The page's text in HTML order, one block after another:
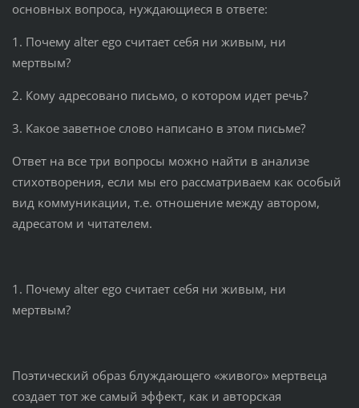
основных вопроса, нуждающиеся в ответе:
1. Почему alter ego считает себя ни живым, ни
мертвым?
2. Кому адресовано письмо, о котором идет речь?
3. Какое заветное слово написано в этом письме?
Ответ на все три вопросы можно найти в анализе
стихотворения, если мы его рассматриваем как особый
вид коммуникации, т.е. отношение между автором,
адресатом и читателем.
1. Почему alter ego считает себя ни живым, ни
мертвым?
Поэтический образ блуждающего «живого» мертвеца
создает тот же самый эффект, как и авторская